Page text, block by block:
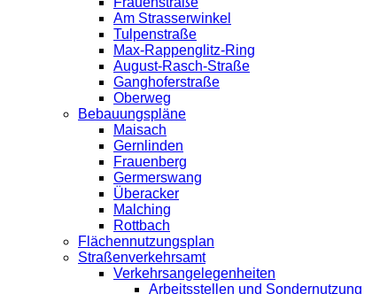
Am Strasserwinkel
Tulpenstraße
Max-Rappenglitz-Ring
August-Rasch-Straße
Ganghoferstraße
Oberweg
Bebauungspläne
Maisach
Gernlinden
Frauenberg
Germerswang
Überacker
Malching
Rottbach
Flächennutzungsplan
Straßenverkehrsamt
Verkehrsangelegenheiten
Arbeitsstellen und Sondernutzung